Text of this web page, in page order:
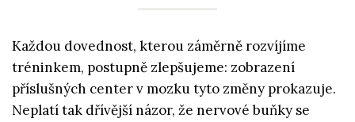
Každou dovednost, kterou záměrně rozvíjíme
tréninkem, postupně zlepšujeme: zobrazení
příslušných center v mozku tyto změny prokazuje.
Neplatí tak dřívější názor, že nervové buňky se